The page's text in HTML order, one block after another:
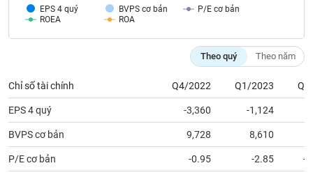
EPS 4 quý BVPS cơ bản
P/E cơ bản
ROEA
ROA
Theo quý Theo năm
Chỉ số tài chính Q4/2022 Q1/2023
EPS 4 quý -3,360 -1,124
BVPS cơ bản 9,728 8,610
P/E cơ bản -0.95 -2.85 -
chính